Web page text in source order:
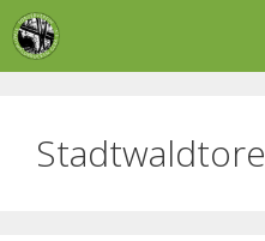
Zum
Inhalt
Stadtwaldtore